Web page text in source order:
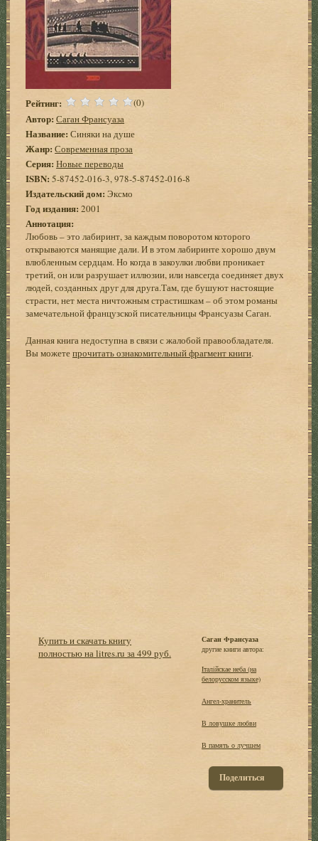
Рейтинг: (0)
Автор: Саган Франсуаза
Название: Синяки на душе
Жанр: Современная проза
Серия: Новые переводы
ISBN: 5-87452-016-3, 978-5-87452-016-8
Издательский дом: Эксмо
Год издания: 2001
Аннотация:
Любовь – это лабиринт, за каждым поворотом которого
открываются манящие дали. И в этом лабиринте хорошо двум
влюбленным сердцам. Но когда в закоулки любви проникает
третий, он или разрушает иллюзии, или навсегда соединяет двух
людей, созданных друг для друга.Там, где бушуют настоящие
страсти, нет места ничтожным страстишкам – об этом романы
замечательной французской писательницы Франсуазы Саган.
Данная книга недоступна в связи с жалобой правообладателя.
Вы можетепрочитать ознакомительный фрагмент книги.
Купить и скачать книгу
полностью на litres.ru за 499 руб.
Саган Франсуаза
другие книги автора:
Iталiйскае неба (на
белорусском языке)
Ангел-хранитель
В ловушке любви
В память о лучшем
Поделиться